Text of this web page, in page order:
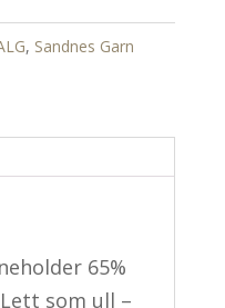
, Sandnes Garn
65%
som ull –